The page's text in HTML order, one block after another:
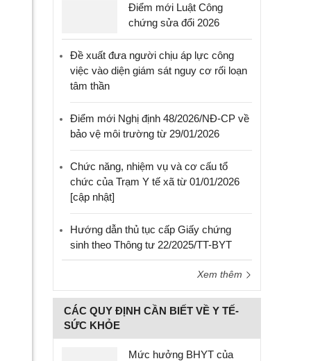
Điểm mới Luật Công
chứng sửa đổi 2026
Đề xuất đưa người chịu áp lực công
việc vào diện giám sát nguy cơ rối loạn
tâm thần
Điểm mới Nghị định 48/2026/NĐ-CP về
bảo vệ môi trường từ 29/01/2026
Chức năng, nhiệm vụ và cơ cấu tổ
chức của Trạm Y tế xã từ 01/01/2026
[cập nhật]
Hướng dẫn thủ tục cấp Giấy chứng
sinh theo Thông tư 22/2025/TT-BYT
Xem thêm
CÁC QUY ĐỊNH CẦN BIẾT VỀ Y TẾ-
SỨC KHỎE
Mức hưởng BHYT của